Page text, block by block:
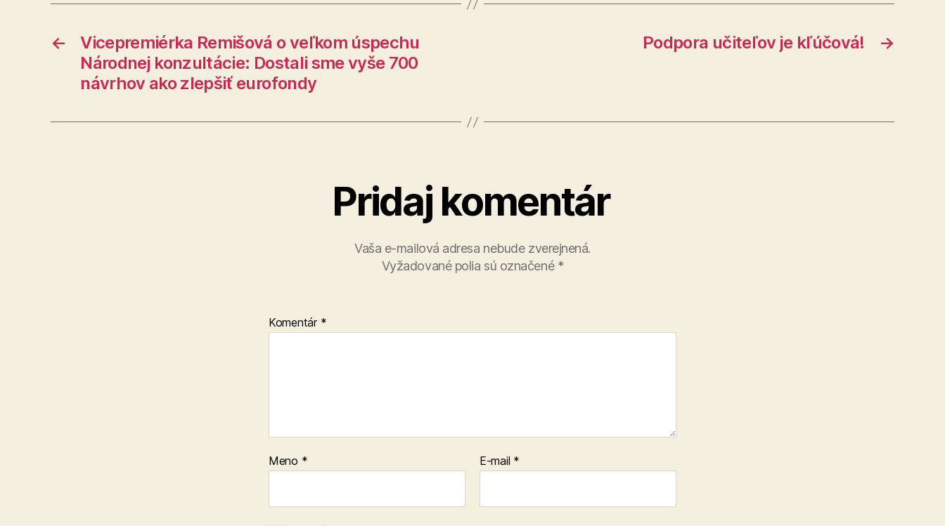
←
Vicepremiérka Remišová o veľkom úspechu
Národnej konzultácie: Dostali sme vyše 700
návrhov ako zlepšiť eurofondy
→
Podpora učiteľov je kľúčová!
Pridaj komentár
Vaša e-mailová adresa nebude zverejnená.
Vyžadované polia sú označené *
Komentár *
Meno * E-mail *